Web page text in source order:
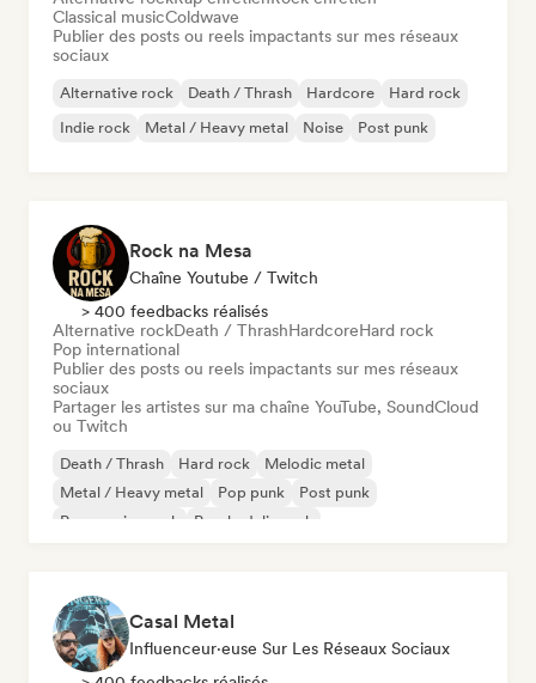
Classical musicColdwave
Publier des posts ou reels impactants sur mes réseaux
sociaux
Alternative rock Death / Thrash Hardcore
Hard rock
Indie rock
Metal / Heavy metal Noise Post punk
Rock na Mesa
Chaîne Youtube / Twitch
> 400 feedbacks réalisés
Alternative rockDeath / ThrashHardcoreHard rock
Pop international
Publier des posts ou reels impactants sur mes réseaux
sociaux
Partager les artistes sur ma chaîne YouTube, SoundCloud
ou Twitch
Death / Thrash Hard rock
Melodic metal
Metal / Heavy metal
Pop punk
Post punk
Progressive rock
Psychedelic rock
Casal Metal
Influenceur·euse Sur Les Réseaux Sociaux